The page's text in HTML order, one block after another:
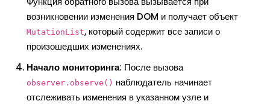
возникновении изменения DOM и получает объект
MutationList, который содержит все записи о
произошедших изменениях.
Начало мониторинга: После вызова
observer.observe() наблюдатель начинает
отслеживать изменения в указанном узле и